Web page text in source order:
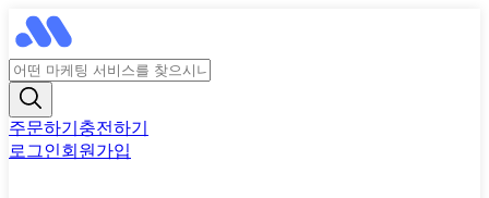
주문하기 충전하기
로그인회원가입